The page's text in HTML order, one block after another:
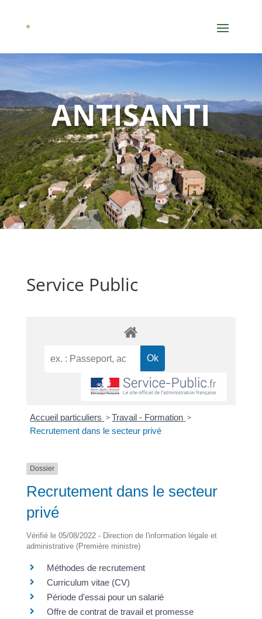
ANTISANTI
Service Public
Accueil particuliers >Travail - Formation >
Recrutement dans le secteur privé
Dossier
Recrutement dans le secteur
privé
Vérifié le 05/08/2022 - Direction de l'information légale et
administrative (Première ministre)
Méthodes de recrutement
Curriculum vitae (CV)
Période d'essai pour un salarié
Offre de contrat de travail et promesse